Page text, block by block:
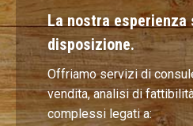
La nostra esperienza
disposizione.
Offriamo servizi di
vendita, analisi di
complessi legati a: